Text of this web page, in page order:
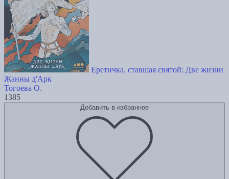
Еретичка, ставшая святой: Две жизни
Жанны д'Арк
Тогоева О.
1385
Добавить в избранное